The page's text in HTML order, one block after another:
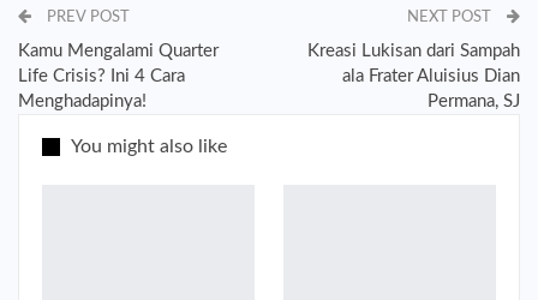
PREV POST
Kamu Mengalami Quarter
Life Crisis? Ini 4 Cara
Menghadapinya!
NEXT POST
Kreasi Lukisan dari Sampah
ala Frater Aluisius Dian
Permana, SJ
You might also like